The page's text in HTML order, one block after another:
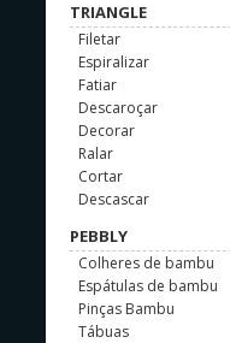
TRIANGLE
Filetar
Espiralizar
Fatiar
Descaroçar
Decorar
Ralar
Cortar
Descascar
PEBBLY
Colheres de bambu
Espátulas de bambu
Pinças Bambu
Tábuas